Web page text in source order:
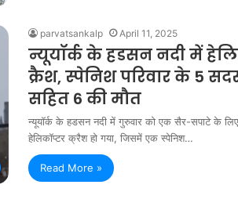
parvatsankalp April 11, 2025
न्यूयॉर्क के हडसन नदी में
क्रैश, स्पेनिश परिवार के 5
सहित 6 की मौत
न्यूयॉर्क के हडसन नदी में गुरुवार को एक सैर-सपाटे के
हेलिकॉप्टर क्रैश हो गया, जिसमें एक स्पेनिश…
Read More »